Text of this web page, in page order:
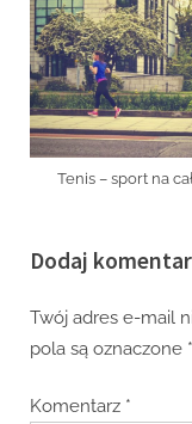
Tenis – sport na
Dodaj
Twój adres e-mail
pola są oznaczone *
Komentarz *